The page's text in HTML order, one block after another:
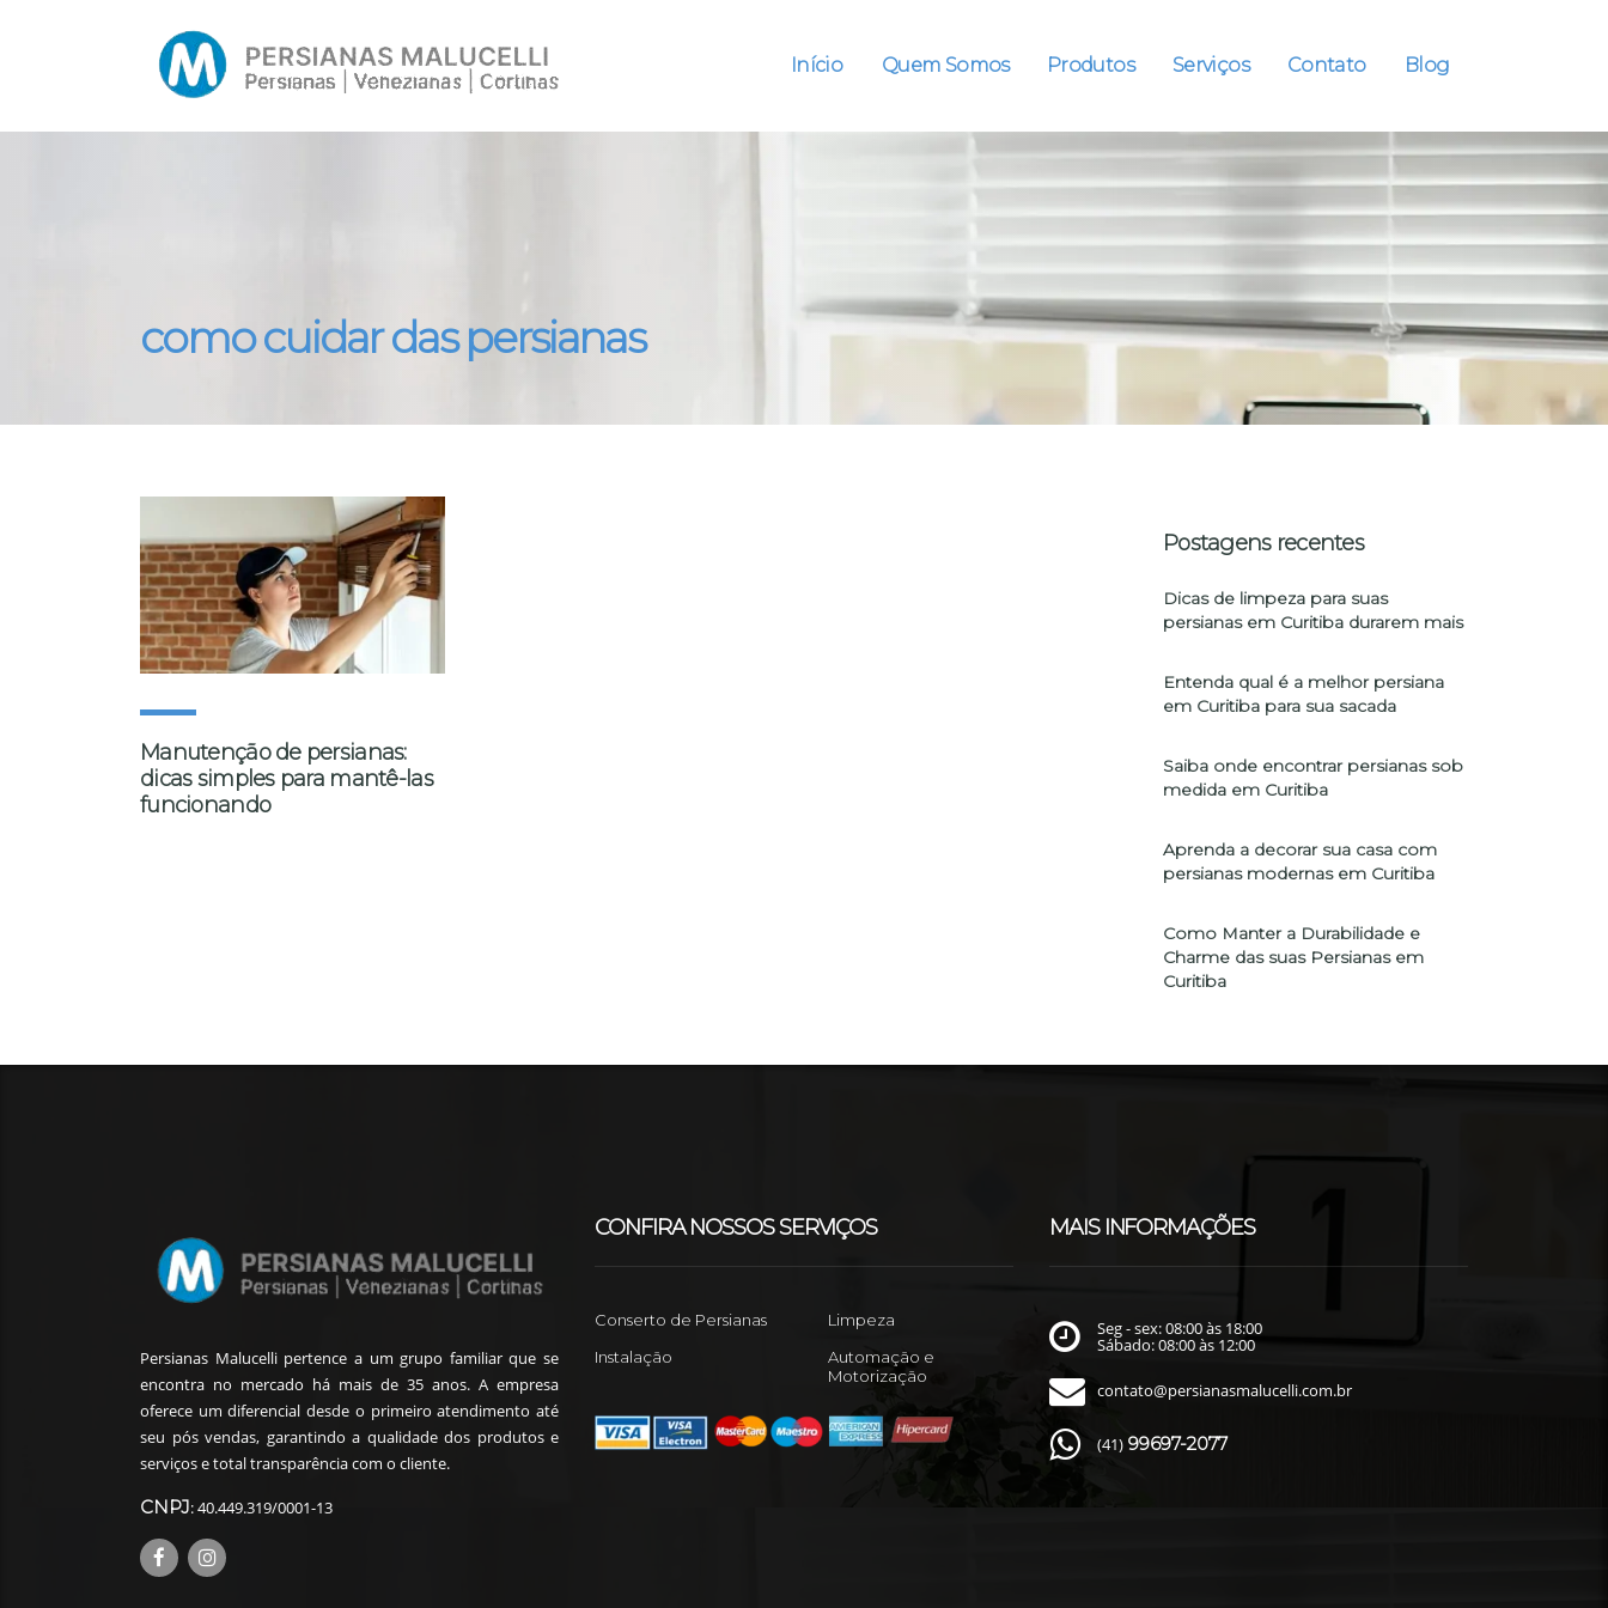
Início Quem Somos Produtos Serviços Contato Blog
como cuidar das persianas
Manutenção de persianas:
dicas simples para mantê-las
funcionando
Postagens recentes
Dicas de limpeza para suas
persianas em Curitiba durarem mais
Entenda qual é a melhor persiana
em Curitiba para sua sacada
Saiba onde encontrar persianas sob
medida em Curitiba
Aprenda a decorar sua casa com
persianas modernas em Curitiba
Como Manter a Durabilidade e
Charme das suas Persianas em
Curitiba
Persianas Malucelli pertence a um grupo familiar que se
encontra no mercado há mais de 35 anos. A empresa
oferece um diferencial desde o primeiro atendimento até
seu pós vendas, garantindo a qualidade dos produtos e
serviços e total transparência com o cliente.
CNPJ: 40.449.319/0001-13
CONFIRA NOSSOS SERVIÇOS
Conserto de Persianas
Limpeza
Instalação
Automação e
Motorização
MAIS INFORMAÇÕES
Seg - sex: 08:00 às 18:00
Sábado: 08:00 às 12:00
contato@persianasmalucelli.com.br
(41) 99697-2077